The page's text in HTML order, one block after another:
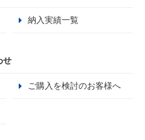
納入実績一覧
せ
ご購入を検討のお客様へ